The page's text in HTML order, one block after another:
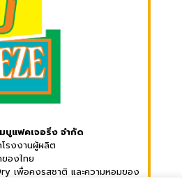
แฟคเจอริ่ง จำกัด
โรงงานผู้ผลิต
องไทย
เพื่อคงรสชาติและความหอมของ